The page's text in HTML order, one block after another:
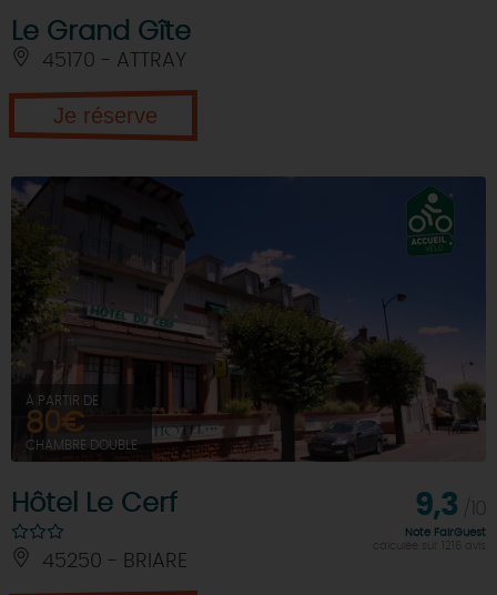
Le Grand Gîte
45170 - ATTRAY
Je réserve
À PARTIR DE
80€
CHAMBRE DOUBLE
Hôtel Le Cerf
45250 - BRIARE
9,3
Note FairGuest